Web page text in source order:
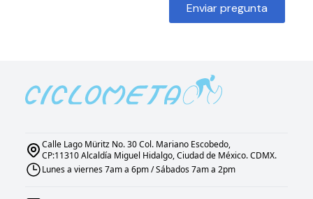
Enviar pregunta
Calle Lago Müritz No. 30 Col. Mariano Escobedo,
CP:11310 Alcaldía Miguel Hidalgo, Ciudad de México. CDMX.
Lunes a viernes 7am a 6pm / Sábados 7am a 2pm